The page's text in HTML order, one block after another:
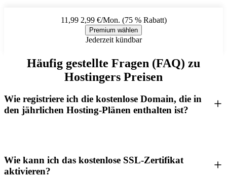
11,992,99 €/Mon. (75 % Rabatt)
Premium wählen
Jederzeit kündbar
Häufig gestellte Fragen (FAQ) zu
Hostingers Preisen
Wie registriere ich die kostenlose Domain, die in
den jährlichen Hosting-Plänen enthalten ist?
Wie kann ich das kostenlose SSL-Zertifikat
aktivieren?